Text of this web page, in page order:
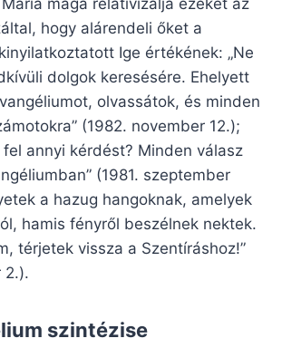
maga relativizálja ezeket az
hogy alárendeli őket a
Ige értékének: „Ne
dolgok keresésére. Ehelyett
olvassátok, és minden
(1982. november 12.);
annyi kérdést? Minden válasz
(1981. szeptember
a hazug hangoknak, amelyek
hamis fényről beszélnek nektek.
térjetek vissza a Szentíráshoz!”
2.).
szintézise